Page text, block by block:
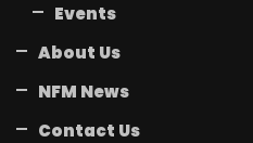
Events
About Us
NFM News
Contact Us